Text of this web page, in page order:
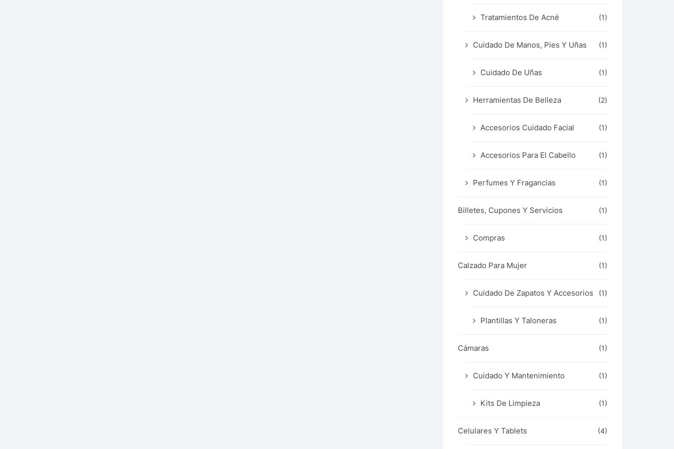
Tratamientos De Acné (1)
Cuidado De Manos, Pies Y Uñas (1)
Cuidado De Uñas (1)
Herramientas De Belleza (2)
Accesorios Cuidado Facial (1)
Accesorios Para El Cabello (1)
Perfumes Y Fragancias (1)
Billetes, Cupones Y Servicios (1)
Compras (1)
Calzado Para Mujer (1)
Cuidado De Zapatos Y Accesorios (1)
Plantillas Y Taloneras (1)
Cámaras (1)
Cuidado Y Mantenimiento (1)
Kits De Limpieza (1)
Celulares Y Tablets (4)